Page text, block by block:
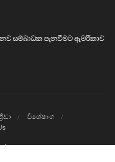
සම්බාධක පැනවීමට ඇමරිකාව
විශේෂාංග